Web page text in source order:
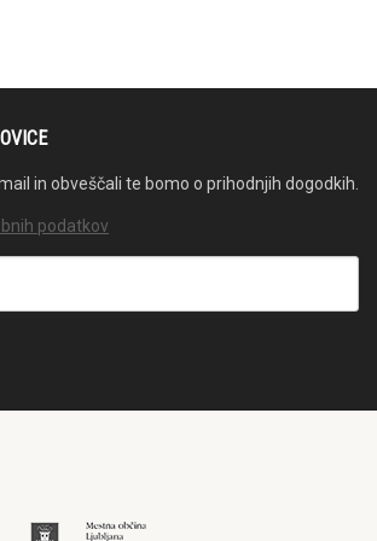
in obveščali te bomo o prihodnjih dogodkih.
podatkov